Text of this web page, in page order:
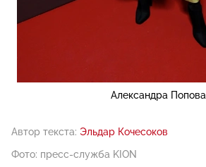
Александра Попова
Автор текста: Эльдар Кочесоков
Фото: пресс-служба KION